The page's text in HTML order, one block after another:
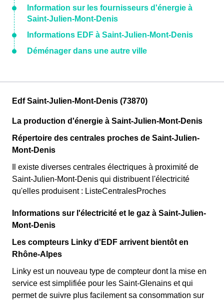
Information sur les fournisseurs d'énergie à
Saint-Julien-Mont-Denis
Informations EDF à Saint-Julien-Mont-Denis
Déménager dans une autre ville
Edf Saint-Julien-Mont-Denis (73870)
La production d'énergie à Saint-Julien-Mont-Denis
Répertoire des centrales proches de Saint-Julien-
Mont-Denis
Il existe diverses centrales électriques à proximité de
Saint-Julien-Mont-Denis qui distribuent l'électricité
qu'elles produisent : ListeCentralesProches
Informations sur l'électricité et le gaz à Saint-Julien-
Mont-Denis
Les compteurs Linky d'EDF arrivent bientôt en
Rhône-Alpes
Linky est un nouveau type de compteur dont la mise en
service est simplifiée pour les Saint-Glenains et qui
permet de suivre plus facilement sa consommation sur